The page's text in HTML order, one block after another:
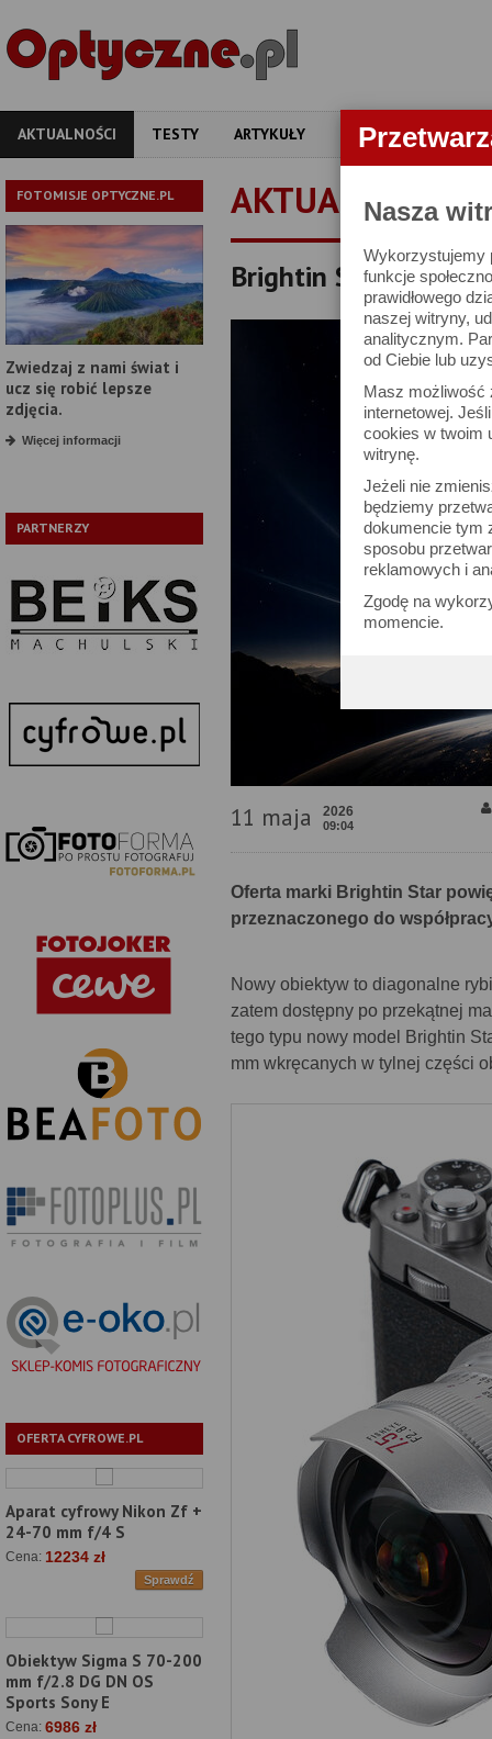
Nasza
Wykorzystujemy
funkcje
prawidłowego
naszej witryny,
analitycznym.
od Ciebie lub
Masz możliwość
internetowej.
cookies w twoim
witrynę.
Jeżeli nie
będziemy
dokumencie tym
sposobu
reklamowych i
Zgodę na
momencie.
AKTUALNOŚCI TESTY ARTYKUŁY APARATY
FOTOMISJE OPTYCZNE.PL
Zwiedzaj z nami świat i
ucz się robić lepsze
zdjęcia.
Więcej informacji
PARTNERZY
OFERTA CYFROWE.PL
Aparat cyfrowy Nikon Zf +
24-70 mm f/4 S
Cena: 12234 zł
Sprawdź
Obiektyw Sigma S 70-200
mm f/2.8 DG DN OS
Sports Sony E
Cena: 6986 zł
AKTUALNOŚCI
Brightin Star 7.5
11 maja 2026
09:04
Oferta marki Brightin Star
przeznaczonego do
Nowy obiektyw to diagonalne
zatem dostępny po przekątnej
tego typu nowy model Brightin
mm wkręcanych w tylnej części